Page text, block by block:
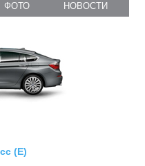
ФОТО НОВОСТИ
(E)